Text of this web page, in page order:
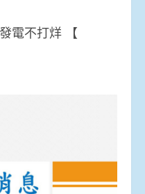
電不打烊 【